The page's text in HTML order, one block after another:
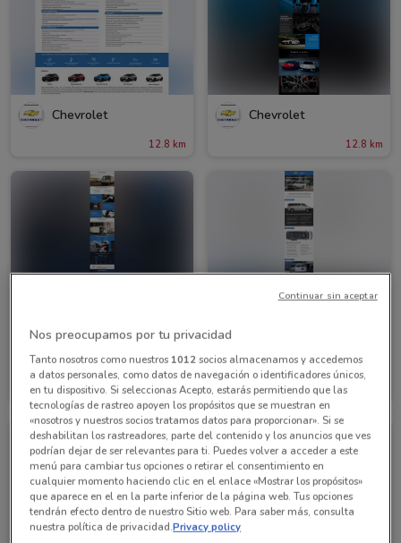
Chevrolet
12.8 km
Chevrolet
12.8 km
Chevrolet
12.8 km
Chevrolet
Caduca el 30/06 12.8 km
Nos preocupamos por tu privacidad
Tanto nosotros como nuestros 1012socios almacenamos y accedemos
a datos personales, como datos de navegación o identificadores únicos,
en tu dispositivo. Si seleccionas Acepto, estarás permitiendo que las
tecnologías de rastreo apoyen los propósitos que se muestran en
«nosotros y nuestros socios tratamos datos para proporcionar». Si se
deshabilitan los rastreadores, parte del contenido y los anuncios que ves
podrían dejar de ser relevantes para ti. Puedes volver a acceder a este
menú para cambiar tus opciones o retirar el consentimiento en
cualquier momento haciendo clic en el enlace «Mostrar los propósitos»
que aparece en el en la parte inferior de la página web. Tus opciones
tendrán efecto dentro de nuestro Sitio web. Para saber más, consulta
nuestra política de privacidad.Privacy policy
Continuar sin aceptar